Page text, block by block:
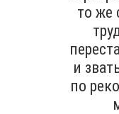
то же
и
по